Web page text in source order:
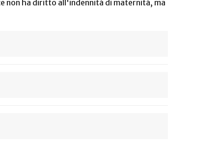
non ha diritto all'indennità di maternità, ma